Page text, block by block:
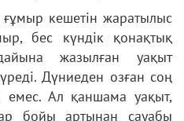
кешетін жаратылыс
бес күндік қонақтық
жазылған уақыт
Дүниеден озған соң
емес. Ал қаншама уақыт,
бойы артынан сауабы